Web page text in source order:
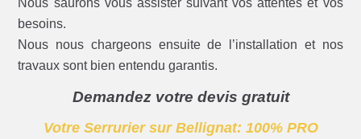
Nous saurons vous assister suivant vos attentes et vos
besoins.
Nous nous chargeons ensuite de l’installation et nos
travaux sont bien entendu garantis.
Demandez votre devis gratuit
Votre Serrurier sur Bellignat: 100% PRO